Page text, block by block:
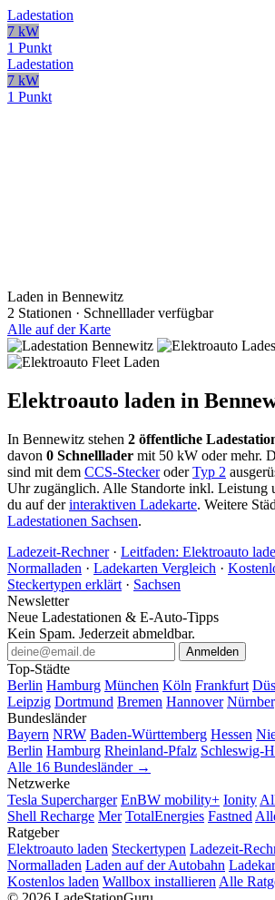
Ladestation
7 kW
1 Punkt
Ladestation
7 kW
1 Punkt
Laden in Bennewitz
2 Stationen · Schnelllader verfügbar
Alle auf der Karte
Elektroauto laden in
In Bennewitz stehen 2 öffentliche
davon 0 Schnelllader mit 50 kW oder mehr.
sind mit dem CCS-SteckeroderTyp 2
Uhr zugänglich. Alle Standorte inkl. Leistung
du auf derinteraktiven Ladekarte. Weitere
Ladestationen Sachsen.
Ladezeit-Rechner · Leitfaden: Elektroauto
Normalladen · Ladekarten Vergleich ·
Steckertypen erklärt · Sachsen
Newsletter
Neue Ladestationen & E-Auto-Tipps
Kein Spam. Jederzeit abmeldbar.
Anmelden
Top-Städte
Berlin Hamburg München Köln Frankfurt
Leipzig Dortmund Bremen Hannover
Bundesländer
Bayern NRW Baden-Württemberg Hessen
Berlin Hamburg Rheinland-Pfalz Schleswig-
Alle 16 Bundesländer →
Netzwerke
Tesla Supercharger EnBW mobility+ Ionity
Shell Recharge Mer TotalEnergies Fastned
Ratgeber
Elektroauto laden Steckertypen Ladezeit-
Normalladen Laden auf der Autobahn
Kostenlos laden Wallbox installieren Alle